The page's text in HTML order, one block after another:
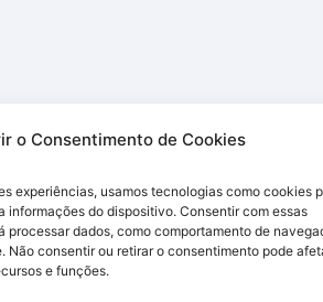
o Consentimento de Cookies
experiências, usamos tecnologias como cookies
informações do dispositivo. Consentir com essas
processar dados, como comportamento de
Não consentir ou retirar o consentimento pode
e funções.